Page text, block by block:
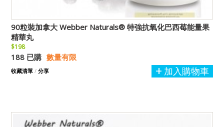
90粒裝加拿大 Webber Naturals® 特強抗氧化巴西莓能量果
精華丸
$198
188 已購 數量有限
加入購物車
收藏清單 / 分享